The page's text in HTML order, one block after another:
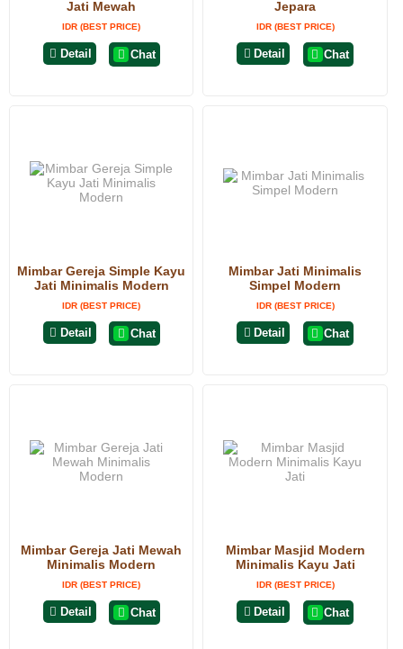
Jati Mewah
IDR (BEST PRICE)
Detail Chat
Jepara
IDR (BEST PRICE)
Detail Chat
Mimbar Gereja Simple Kayu
Jati Minimalis Modern
IDR (BEST PRICE)
Detail Chat
Mimbar Jati Minimalis
Simpel Modern
IDR (BEST PRICE)
Detail Chat
Mimbar Gereja Jati Mewah
Minimalis Modern
IDR (BEST PRICE)
Detail Chat
Mimbar Masjid Modern
Minimalis Kayu Jati
IDR (BEST PRICE)
Detail Chat